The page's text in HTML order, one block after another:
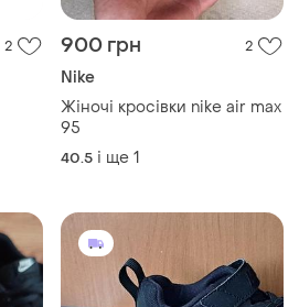
2 900 грн 2
Nike
Жіночі кросівки nike air max
95
40.5 і ще 1